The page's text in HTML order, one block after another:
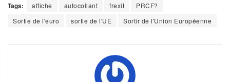
Tags: affiche autocollant frexit
PRCF?
Sortie de l'euro
sortie de l'UE Sortir de l'Union Européenne